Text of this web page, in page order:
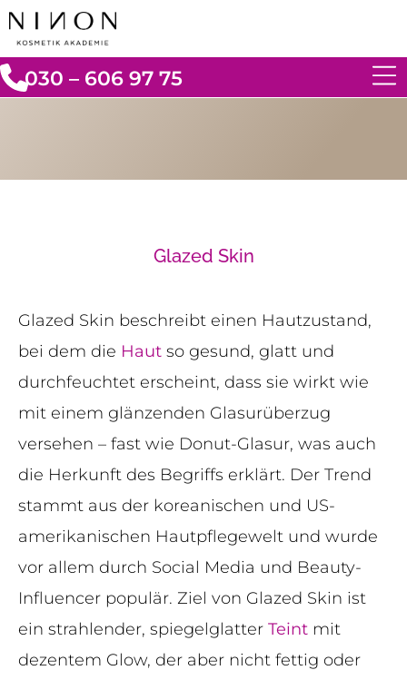
030 – 606 97 75
Glazed Skin
Glazed Skin beschreibt einen Hautzustand,
bei dem die Haut so gesund, glatt und
durchfeuchtet erscheint, dass sie wirkt wie
mit einem glänzenden Glasurüberzug
versehen – fast wie Donut-Glasur, was auch
die Herkunft des Begriffs erklärt. Der Trend
stammt aus der koreanischen und US-
amerikanischen Hautpflegewelt und wurde
vor allem durch Social Media und Beauty-
Influencer populär. Ziel von Glazed Skin ist
ein strahlender, spiegelglatter Teint mit
dezentem Glow, der aber nicht fettig oder